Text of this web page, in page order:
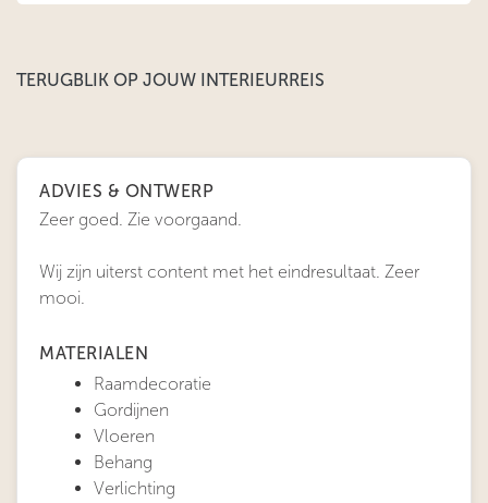
TERUGBLIK OP JOUW INTERIEURREIS
ADVIES & ONTWERP
Zeer goed. Zie voorgaand.
Wij zijn uiterst content met het eindresultaat. Zeer
mooi.
MATERIALEN
Raamdecoratie
Gordijnen
Vloeren
Behang
Verlichting